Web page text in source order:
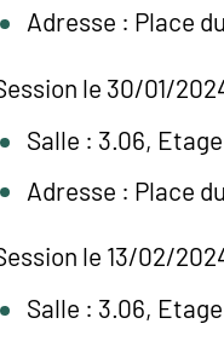
Adresse : Place
le 30/01/
Salle : 3.06,
Adresse : Place
le 13/02/
Salle : 3.06,